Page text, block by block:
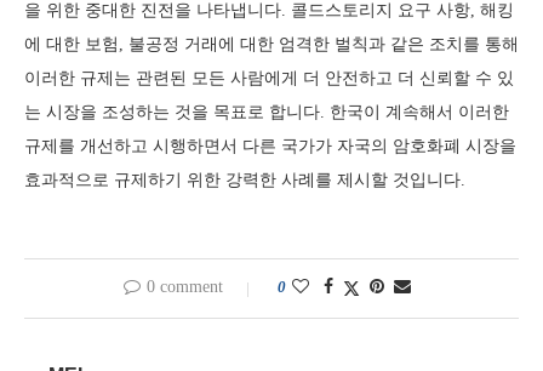
을 위한 중대한 진전을 나타냅니다. 콜드스토리지 요구 사항, 해킹
에 대한 보험, 불공정 거래에 대한 엄격한 벌칙과 같은 조치를 통해
이러한 규제는 관련된 모든 사람에게 더 안전하고 더 신뢰할 수 있
는 시장을 조성하는 것을 목표로 합니다. 한국이 계속해서 이러한
규제를 개선하고 시행하면서 다른 국가가 자국의 암호화폐 시장을
효과적으로 규제하기 위한 강력한 사례를 제시할 것입니다.
0 comment 0